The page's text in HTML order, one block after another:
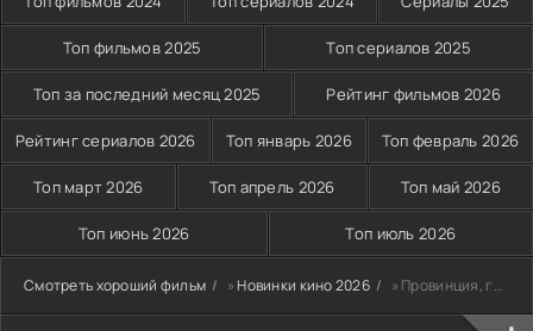
Топ фильмов 2025 Топ сериалов 2025
Топ за последний месяц 2025 Рейтинг фильмов 2026
Рейтинг сериалов 2026 Топ январь 2026 Топ февраль 2026
Топ март 2026 Топ апрель 2026 Топ май 2026
Топ июнь 2026 Топ июль 2026
Смотреть хороший фильм »Новинки кино 2026 » Провинция, где дьявол живёт по соседству (2026)